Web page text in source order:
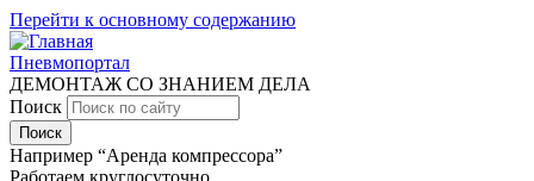
Перейти к основному содержанию
Пневмопортал
ДЕМОНТАЖ СО ЗНАНИЕМ ДЕЛА
Поиск
Например “Аренда компрессора”
Работаем круглосуточно